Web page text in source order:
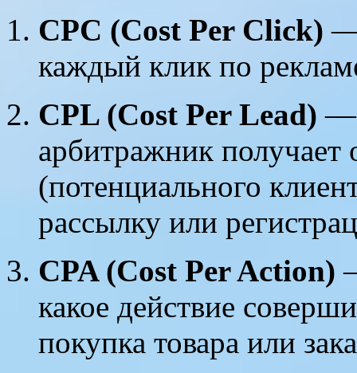
CPC (Cost Per Click) —
каждый клик по
CPL (Cost Per Lead) —
арбитражник получает
(потенциального
рассылку или
CPA (Cost Per Action)
какое действие
покупка товара или